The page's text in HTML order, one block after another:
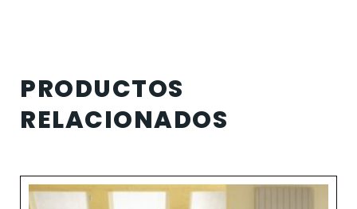
PRODUCTOS
RELACIONADOS